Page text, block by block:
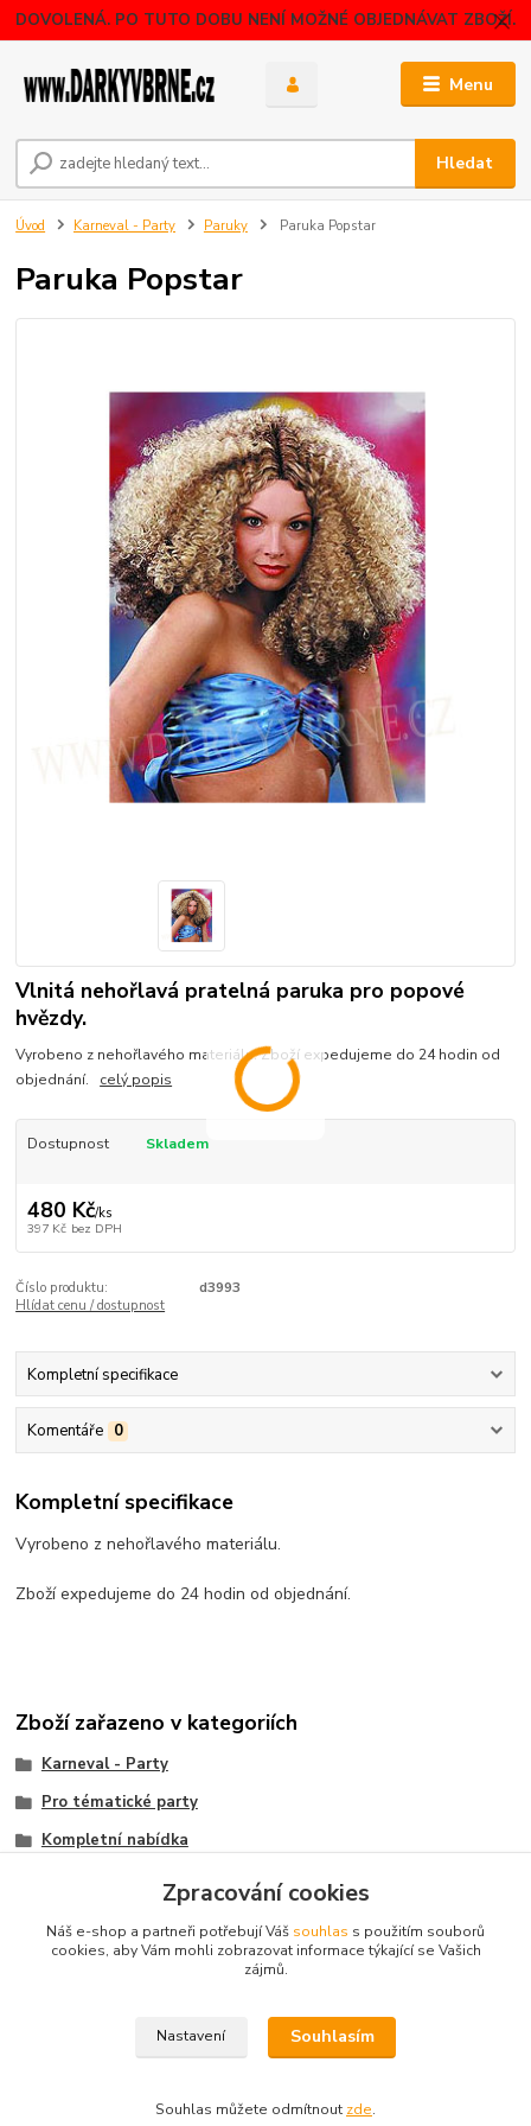
DOVOLENÁ. PO TUTO DOBU NENÍ MOŽNÉ OBJEDNÁVAT ZBOŽÍ.
Menu
Hledat
Úvod Karneval - Party Paruky Paruka Popstar
Paruka Popstar
Vlnitá nehořlavá pratelná paruka pro popové
hvězdy.
Vyrobeno z nehořlavého materiálu. Zboží expedujeme do 24 hodin od
objednání. celý popis
Dostupnost Skladem
480 Kč/ks
397 Kč bez DPH
Číslo produktu:
d3993
Hlídat cenu / dostupnost
Kompletní specifikace
Komentáře 0
Kompletní specifikace
Vyrobeno z nehořlavého materiálu.
Zboží expedujeme do 24 hodin od objednání.
Zboží zařazeno v kategoriích
Karneval - Party
Pro tématické party
Kompletní nabídka
© 2003 - 2026 www.darkyvbrne.cz
© 2003 - 2026 www.darkyvbrne.cz
Zpracování cookies
Náš e-shop a partneři potřebují Váš souhlas s použitím souborů
cookies, aby Vám mohli zobrazovat informace týkající se Vašich
zájmů.
Nastavení Souhlasím
Souhlas můžete odmítnout zde.